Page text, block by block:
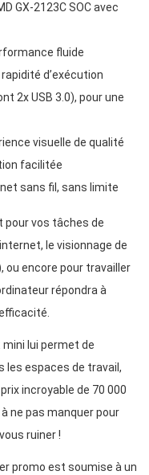
GX-2123C SOC avec
fluide
d’exécution
2x USB 3.0), pour une
visuelle de qualité
facilitée
sans fil, sans limite
pour vos tâches de
le visionnage de
ou encore pour travailler
répondra à
lui permet de
les espaces de travail,
incroyable de 70 000
ne pas manquer pour
ruiner !
promo est soumise à un